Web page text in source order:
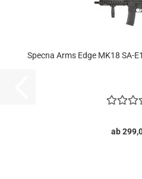
Specna Arms Edge MK18 SA-
ab